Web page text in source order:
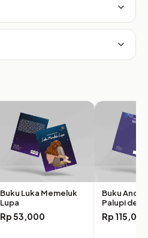
Buku Luka Memeluk
Lupa
Rp53,000
Buku
Palupi
Skizofrenia
Rp 115,000